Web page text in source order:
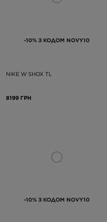
-10% З КОДОМ NOVY10
NIKE W SHOX TL
8199 ГРН
-10% З КОДОМ NOVY10